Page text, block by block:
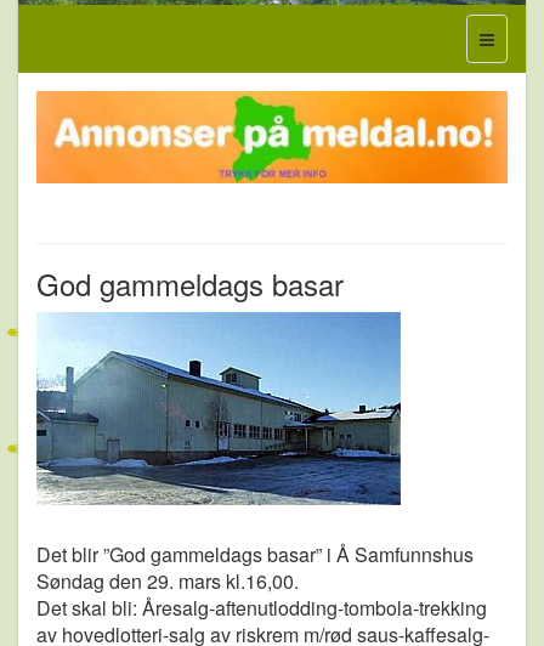
God gammeldags basar
Det blir ”God gammeldags basar” i Å Samfunnshus
Søndag den 29. mars kl.16,00.
Det skal bli: Åresalg-aftenutlodding-tombola-trekking
av hovedlotteri-salg av riskrem m/rød saus-kaffesalg-